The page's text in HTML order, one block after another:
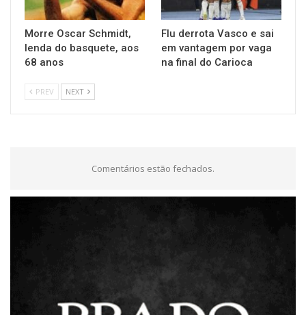
Morre Oscar Schmidt,
lenda do basquete, aos
68 anos
Flu derrota Vasco e sai
em vantagem por vaga
na final do Carioca
PREV NEXT
Comentários estão fechados.